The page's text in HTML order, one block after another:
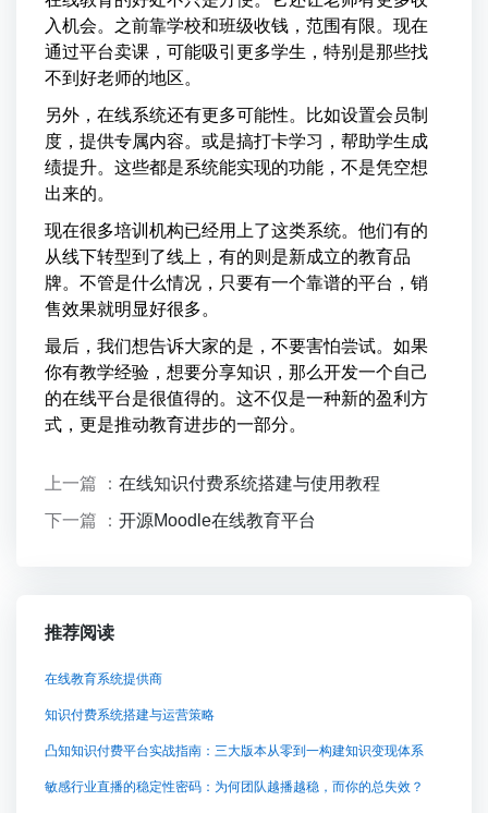
入机会。之前靠学校和班级收钱，范围有限。现在
通过平台卖课，可能吸引更多学生，特别是那些找
不到好老师的地区。
另外，在线系统还有更多可能性。比如设置会员制
度，提供专属内容。或是搞打卡学习，帮助学生成
绩提升。这些都是系统能实现的功能，不是凭空想
出来的。
现在很多培训机构已经用上了这类系统。他们有的
从线下转型到了线上，有的则是新成立的教育品
牌。不管是什么情况，只要有一个靠谱的平台，销
售效果就明显好很多。
最后，我们想告诉大家的是，不要害怕尝试。如果
你有教学经验，想要分享知识，那么开发一个自己
的在线平台是很值得的。这不仅是一种新的盈利方
式，更是推动教育进步的一部分。
上一篇 ： 在线知识付费系统搭建与使用教程
下一篇 ： 开源Moodle在线教育平台
推荐阅读
在线教育系统提供商
知识付费系统搭建与运营策略
凸知知识付费平台实战指南：三大版本从零到一构建知识变现体系
敏感行业直播的稳定性密码：为何团队越播越稳，而你的总失效？